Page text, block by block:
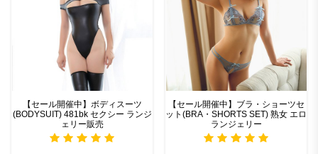
【セール開催中】ボディスーツ
(BODYSUIT) 481bk セクシー ランジ
ェリー販売
【セール開催中】ブラ・ショーツセ
ット(BRA・SHORTS SET) 熟女 エロ
ランジェリー